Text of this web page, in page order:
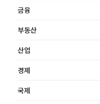
금융
부동산
산업
경제
국제